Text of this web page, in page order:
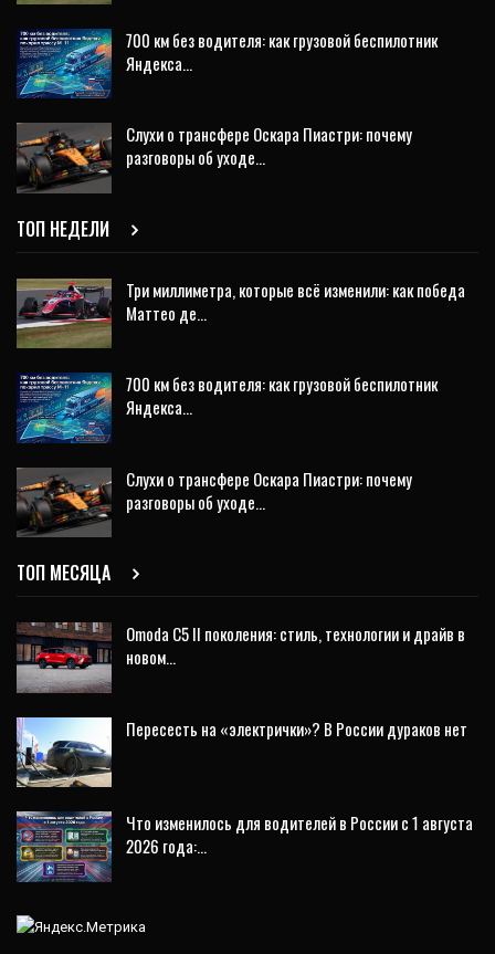
700 км без водителя: как грузовой беспилотник
Яндекса…
Слухи о трансфере Оскара Пиастри: почему
разговоры об уходе…
ТОП НЕДЕЛИ
Три миллиметра, которые всё изменили: как победа
Маттео де…
700 км без водителя: как грузовой беспилотник
Яндекса…
Слухи о трансфере Оскара Пиастри: почему
разговоры об уходе…
ТОП МЕСЯЦА
Omoda C5 II поколения: стиль, технологии и драйв в
новом…
Пересесть на «электрички»? В России дураков нет
Что изменилось для водителей в России с 1 августа
2026 года:…